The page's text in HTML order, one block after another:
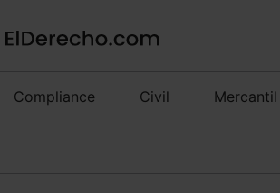
Compliance Civil Mercantil